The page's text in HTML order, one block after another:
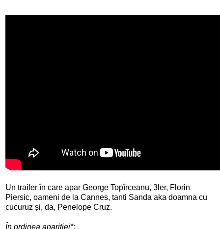
Un trailer în care apar George Topîrceanu, 3ler, Florin
Piersic, oameni de la Cannes, tanti Sanda aka doamna cu
cucuruz și, da, Penelope Cruz.
În ordinea apariției*: